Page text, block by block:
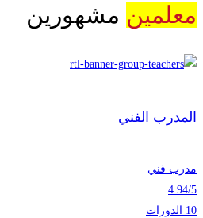
معلمين مشهورين
المدرب الفني
مدرب فني
4.94/5
10 الدورات